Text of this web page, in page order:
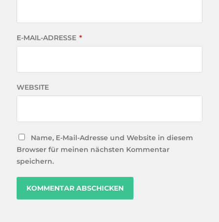
E-MAIL-ADRESSE *
WEBSITE
Name, E-Mail-Adresse und Website in diesem
Browser für meinen nächsten Kommentar
speichern.